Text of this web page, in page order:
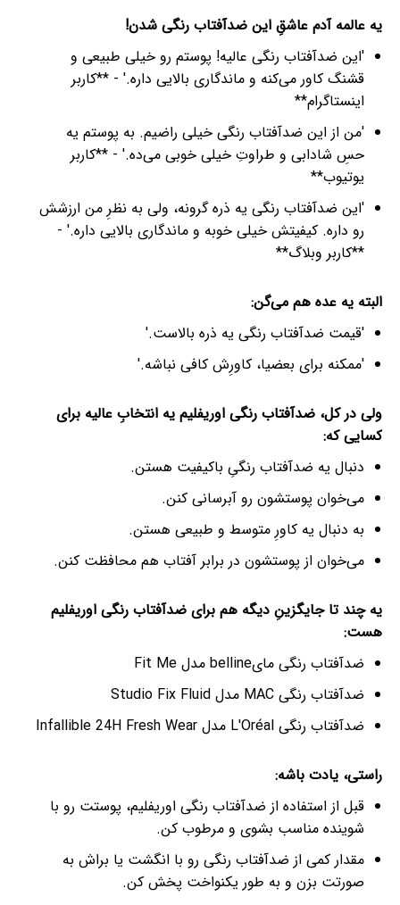
یه عالمه آدم عاشقِ این ضدآفتاب رنگی شدن!
'این ضدآفتاب رنگی عالیه! پوستم رو خیلی طبیعی و
قشنگ کاور می‌کنه و ماندگاری بالایی داره.' - **کاربر
اینستاگرام**
'من از این ضدآفتاب رنگی خیلی راضیم. به پوستم یه
حسِ شادابی و طراوتِ خیلی خوبی می‌ده.' - **کاربر
یوتیوب**
'این ضدآفتاب رنگی یه ذره گرونه، ولی به نظرِ من ارزشش
رو داره. کیفیتش خیلی خوبه و ماندگاری بالایی داره.' -
**کاربر وبلاگ**
البته یه عده هم می‌گن:
'قیمت ضدآفتاب رنگی یه ذره بالاست.'
'ممکنه برای بعضیا، کاورِش کافی نباشه.'
ولی در کل، ضدآفتاب رنگی اوریفلیم یه انتخابِ عالیه برای
کسایی که:
دنبال یه ضدآفتاب رنگیِ باکیفیت هستن.
می‌خوان پوستشون رو آبرسانی کنن.
به دنبال یه کاورِ متوسط و طبیعی هستن.
می‌خوان از پوستشون در برابر آفتاب هم محافظت کنن.
یه چند تا جایگزینِ دیگه هم برای ضدآفتاب رنگی اوریفلیم
هست:
ضدآفتاب رنگی مایbelline مدل Fit Me
ضدآفتاب رنگی MAC مدل Studio Fix Fluid
ضدآفتاب رنگی L'Oréal مدل Infallible 24H Fresh Wear
راستی، یادت باشه:
قبل از استفاده از ضدآفتاب رنگی اوریفلیم، پوستت رو با
شوینده مناسب بشوی و مرطوب کن.
مقدار کمی از ضدآفتاب رنگی رو با انگشت یا براش به
صورتت بزن و به طور یکنواخت پخش کن.